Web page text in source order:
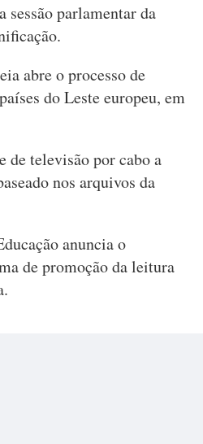
sessão parlamentar da
abre o processo de
do Leste europeu, em
de televisão por cabo a
nos arquivos da
anuncia o
de promoção da leitura